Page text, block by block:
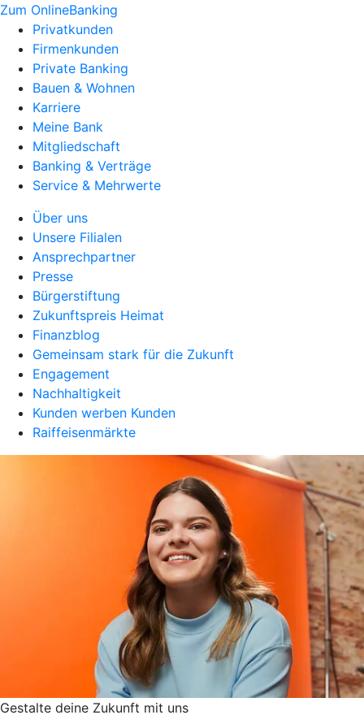
Zum OnlineBanking
Privatkunden
Firmenkunden
Private Banking
Bauen & Wohnen
Karriere
Meine Bank
Mitgliedschaft
Banking & Verträge
Service & Mehrwerte
Über uns
Unsere Filialen
Ansprechpartner
Presse
Bürgerstiftung
Zukunftspreis Heimat
Finanzblog
Gemeinsam stark für die Zukunft
Engagement
Nachhaltigkeit
Kunden werben Kunden
Raiffeisenmärkte
Gestalte deine Zukunft mit uns